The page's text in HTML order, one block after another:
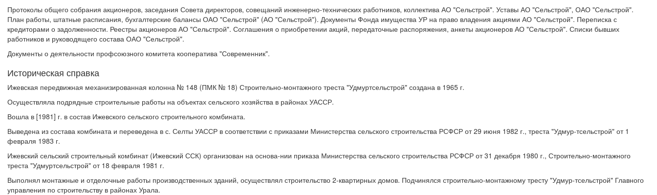
Протоколы общего собрания акционеров, заседания Совета директоров, совещаний инженерно-технических работников, коллектива АО "Сельстрой". Уставы АО "Сельстрой", ОАО "Сельстрой".
План работы, штатные расписания, бухгалтерские балансы ОАО "Сельстрой" (АО "Сельстрой"). Документы Фонда имущества УР на право владения акциями АО "Сельстрой". Переписка с
кредиторами о задолженности. Реестры акционеров АО "Сельстрой". Соглашения о приобретении акций, передаточные распоряжения, анкеты акционеров АО "Сельстрой". Списки бывших
работников и руководящего состава ОАО "Сельстрой".
Документы о деятельности профсоюзного комитета кооператива "Современник".
Историческая справка
Ижевская передвижная механизированная колонна № 148 (ПМК № 18) Строительно-монтажного треста "Удмуртсельстрой" создана в 1965 г.
Осуществляла подрядные строительные работы на объектах сельского хозяйства в районах УАССР.
Вошла в [1981] г. в состав Ижевского сельского строительного комбината.
Выведена из состава комбината и переведена в с. Селты УАССР в соответствии с приказами Министерства сельского строительства РСФСР от 29 июня 1982 г., треста "Удмур-тсельстрой" от 1
февраля 1983 г.
Ижевский сельский строительный комбинат (Ижевский ССК) организован на основа-нии приказа Министерства сельского строительства РСФСР от 31 декабря 1980 г., Строительно-монтажного
треста "Удмуртсельстрой" от 18 февраля 1981 г.
Выполнял монтажные и отделочные работы производственных зданий, осуществлял строительство 2-квартирных домов. Подчинялся строительно-монтажному тресту "Удмур-тсельстрой" Главного
управления по строительству в районах Урала.